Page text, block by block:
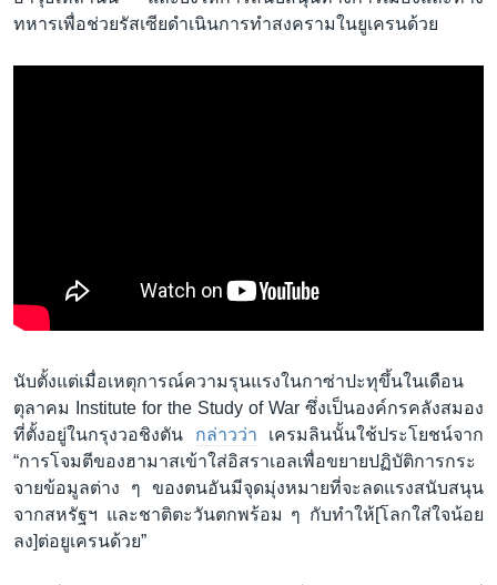
ทหารเพื่อช่วยรัสเซียดำเนินการทำสงครามในยูเครนด้วย
นับตั้งแต่เมื่อเหตุการณ์ความรุนแรงในกาซ่าปะทุขึ้นในเดือน
ตุลาคม Institute for the Study of War ซึ่งเป็นองค์กรคลังสมอง
ที่ตั้งอยู่ในกรุงวอชิงตัน กล่าวว่า เครมลินนั้นใช้ประโยชน์จาก
“การโจมตีของฮามาสเข้าใส่อิสราเอลเพื่อขยายปฏิบัติการกระ
จายข้อมูลต่าง ๆ ของตนอันมีจุดมุ่งหมายที่จะลดแรงสนับสนุน
จากสหรัฐฯ และชาติตะวันตกพร้อม ๆ กับทำให้[โลกใส่ใจน้อย
ลง]ต่อยูเครนด้วย”